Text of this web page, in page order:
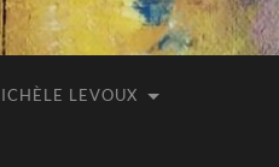
LEVOUX